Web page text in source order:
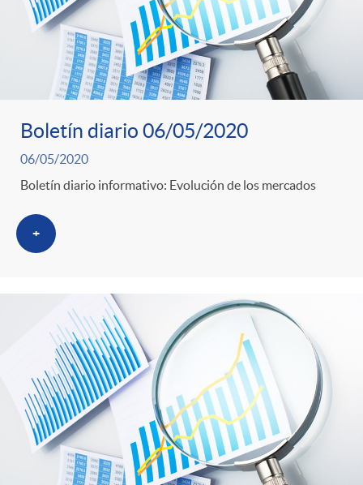
Boletín diario 06/05/2020
06/05/2020
Boletín diario informativo: Evolución de los mercados
+